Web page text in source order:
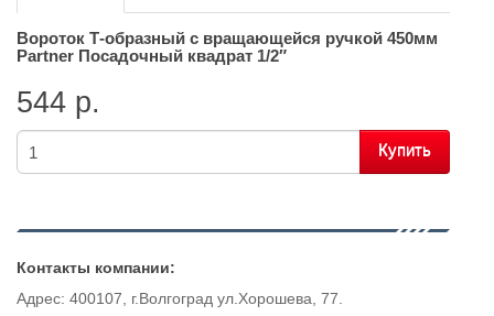
Вороток Т-образный с вращающейся ручкой 450мм
Partner Посадочный квадрат 1/2″
544 р.
Купить
Контакты компании:
Адрес: 400107, г.Волгоград ул.Хорошева, 77.